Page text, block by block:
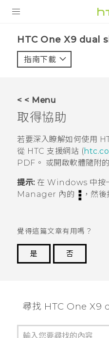
VIVE
應用程式
登入
HTC One X9 dual
指南下載
< < Menu
取得協助
若要深入瞭解如何使用
從 HTC 支援網站 (
PDF。 或開啟軟體隨附
提示:在 Windows 中按
Manager 內的 ，然
覺得這篇文章有用嗎？
是
否
尋找 HTC One X9